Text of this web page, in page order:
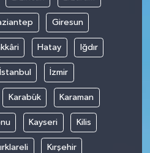
Giresun
Hatay Iğdır
İstanbul İzmir
Karabük Karaman
Kayseri Kilis
Kırşehir